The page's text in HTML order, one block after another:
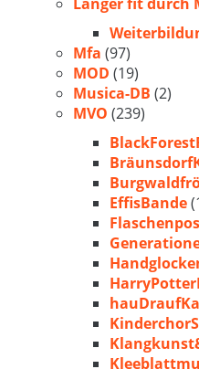
Mfa (97)
MOD (19)
Musica-DB (2)
MVO (239)
EffisBande